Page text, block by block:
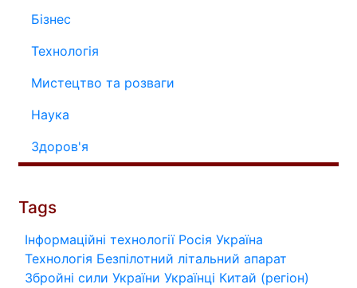
Бізнес
Технологія
Мистецтво та розваги
Наука
Здоров'я
Tags
Інформаційні технології Росія Україна
Технологія Безпілотний літальний апарат
Збройні сили України Українці Китай (регіон)